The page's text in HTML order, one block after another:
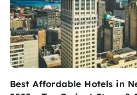
Best Affordable Hotels in